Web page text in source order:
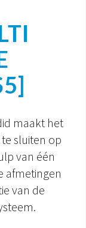
maakt het
sluiten op
van één
afmetingen
van de